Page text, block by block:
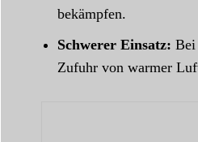
bekämpfen.
Schwerer Einsatz: Bei
Zufuhr von warmer